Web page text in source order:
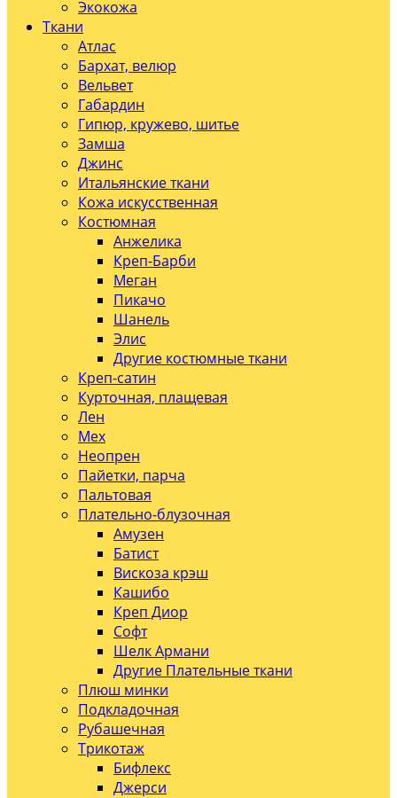
Экокожа
Ткани
Атлас
Бархат, велюр
Вельвет
Габардин
Гипюр, кружево, шитье
Замша
Джинс
Итальянские ткани
Кожа искусственная
Костюмная
Анжелика
Креп-Барби
Меган
Пикачо
Шанель
Элис
Другие костюмные ткани
Креп-сатин
Курточная, плащевая
Лен
Мех
Неопрен
Пайетки, парча
Пальтовая
Плательно-блузочная
Амузен
Батист
Вискоза крэш
Кашибо
Креп Диор
Софт
Шелк Армани
Другие Плательные ткани
Плюш минки
Подкладочная
Рубашечная
Трикотаж
Бифлекс
Джерси